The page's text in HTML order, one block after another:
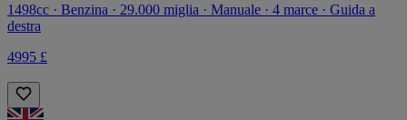
1498cc · Benzina · 29.000 miglia · Manuale · 4 marce · Guida a
destra
4995 £